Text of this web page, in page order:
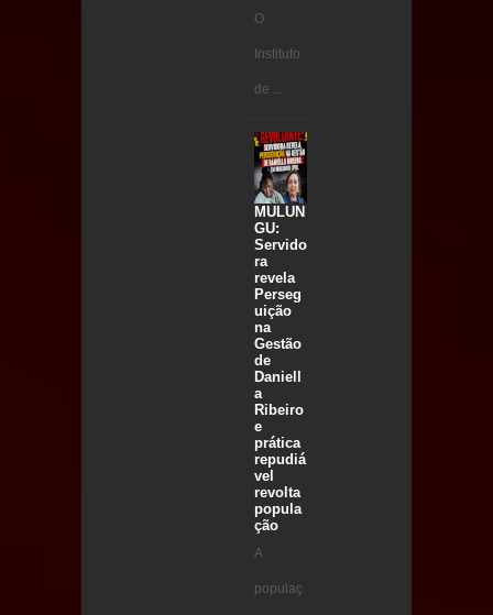
O
Instituto
de ...
MULUN
GU:
Servido
ra
revela
Perseg
uição
na
Gestão
de
Daniell
a
Ribeiro
e
prática
repudiá
vel
revolta
popula
ção
A
populaç